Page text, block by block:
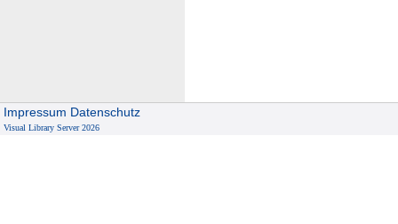
Impressum Datenschutz
Visual Library Server 2026